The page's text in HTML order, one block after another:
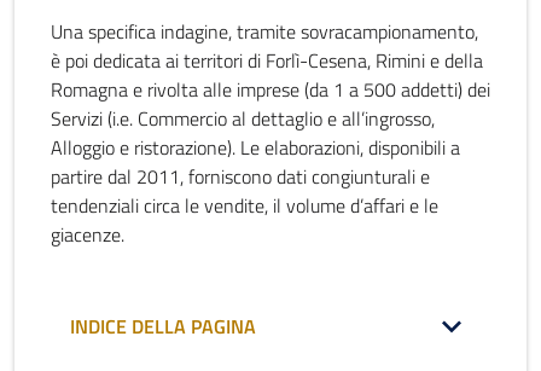
Una specifica indagine, tramite sovracampionamento,
è poi dedicata ai territori di Forlì-Cesena, Rimini e della
Romagna e rivolta alle imprese (da 1 a 500 addetti) dei
Servizi (i.e. Commercio al dettaglio e all’ingrosso,
Alloggio e ristorazione). Le elaborazioni, disponibili a
partire dal 2011, forniscono dati congiunturali e
tendenziali circa le vendite, il volume d’affari e le
giacenze.
INDICE DELLA PAGINA